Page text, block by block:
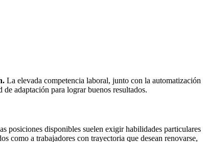
La elevada competencia laboral, junto con la automatización
adaptación para lograr buenos resultados.
posiciones disponibles suelen exigir habilidades particulares
como a trabajadores con trayectoria que desean renovarse,